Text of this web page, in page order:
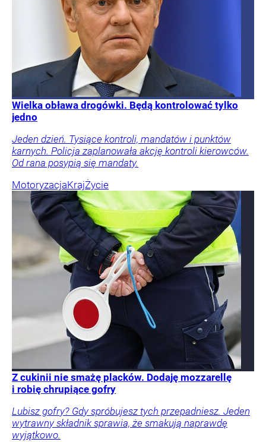
Wielka obława drogówki. Będą kontrolować tylko
jedno
Jeden dzień. Tysiące kontroli, mandatów i punktów
karnych. Policja zaplanowała akcję kontroli kierowców.
Od rana posypią się mandaty.
MotoryzacjaKrajŻycie
Z cukinii nie smażę placków. Dodaję mozzarellę
i robię chrupiące gofry
Lubisz gofry? Gdy spróbujesz tych przepadniesz. Jeden
wytrawny składnik sprawia, że smakują naprawdę
wyjątkowo.